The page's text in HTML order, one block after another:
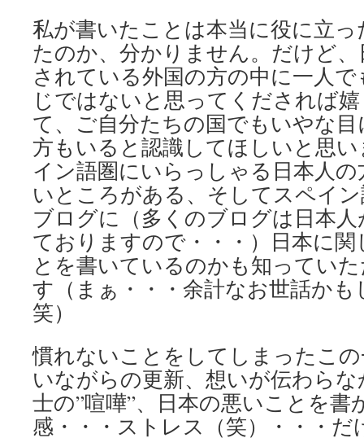
私が書いたことは本当に役に立
たのか、分かりません。だけど
されている外国の方の中に一人
じではないと思ってくだされば
て、ご自分たちの国でもいやな
方もいると認識してほしいと思
イン語圏にいらっしゃる日本人
いところがある、そしてスペイ
ブログに（多くのブログは日本
ておりますので・・・）日本に
とを書いているのかも知ってい
す（まぁ・・・余計なお世話か
笑）
慣れないことをしてしまったこ
いながらの更新、想いが伝わら
士の”喧嘩”、日本の悪いことを書
感・・・ストレス（笑）・・・